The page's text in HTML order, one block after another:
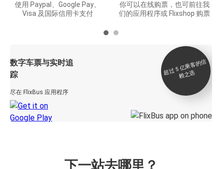
使用 Paypal、Google Pay、
Visa 及国际信用卡支付
你可以在线购票，也可前往我
们的应用程序或 Flixshop 购票
数字车票与实时追
踪
尽在 FlixBus 应用程序
超
过 5
亿
乘
客
的
信
赖
之
选
下一站去哪里？